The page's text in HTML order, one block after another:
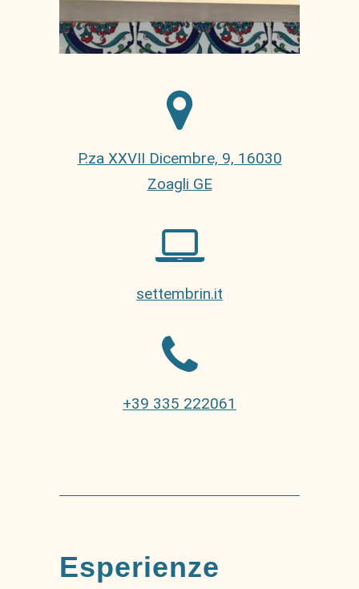
P.za XXVII Dicembre, 9, 16030
Zoagli GE
settembrin.it
+39 335 222061
Esperienze